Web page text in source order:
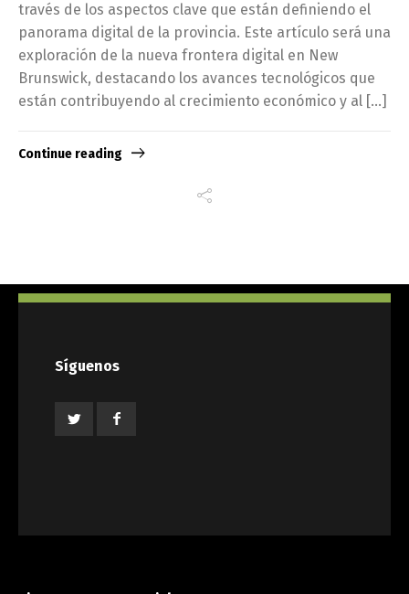
través de los aspectos clave que están definiendo el
panorama digital de la provincia. Este artículo será una
exploración de la nueva frontera digital en New
Brunswick, destacando los avances tecnológicos que
están contribuyendo al crecimiento económico y al […]
Continue reading
Síguenos